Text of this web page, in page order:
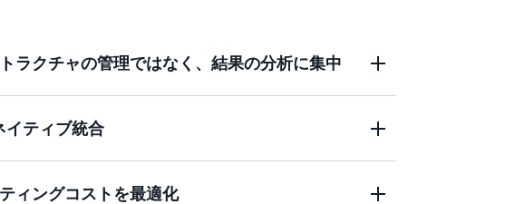
ラクチャの管理ではなく、結果の分析に集中
、シミュレーション、分析コンピューティングジョブ
。
イティブ統合
実装します。
ィングコストを最適化